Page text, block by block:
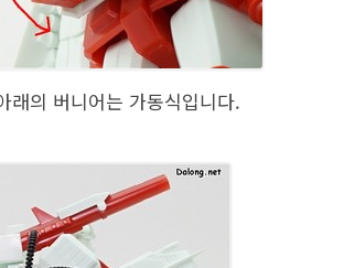
래의 버니어는 가동식입니다.